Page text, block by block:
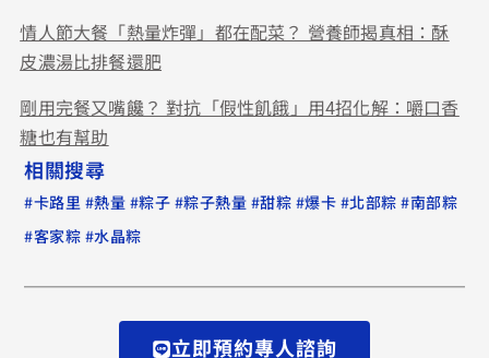
情人節大餐「熱量炸彈」都在配菜？ 營養師揭真相：酥
皮濃湯比排餐還肥
剛用完餐又嘴饞？ 對抗「假性飢餓」用4招化解：嚼口香
糖也有幫助
相關搜尋
#卡路里 #熱量 #粽子 #粽子熱量 #甜粽 #爆卡 #北部粽 #南部粽
#客家粽 #水晶粽
立即預約專人諮詢